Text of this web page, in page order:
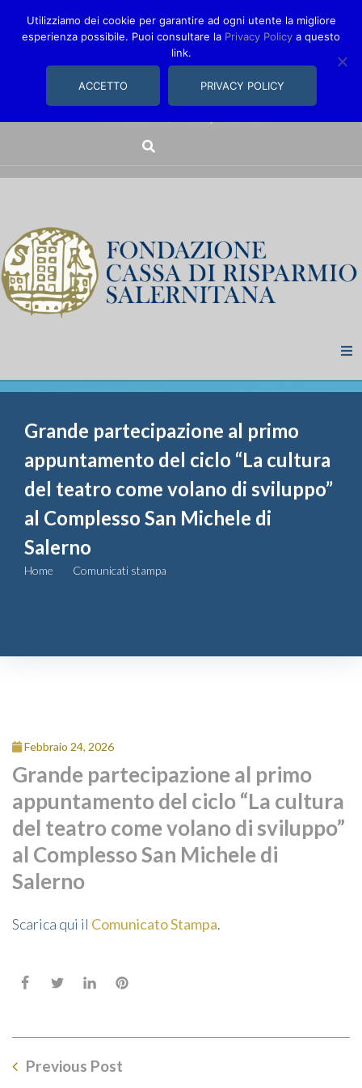
comunica@fondazionecarisal.it089 230611
Fondazione
Attività
Contributi
Comunicazione
Complesso
Grande partecipazione al primo
appuntamento del ciclo “La cultura
del teatro come volano di sviluppo”
al Complesso San Michele di
Salerno
Home
Comunicati stampa
Febbraio 24, 2026
Grande partecipazione al primo
appuntamento del ciclo “La cultura
del teatro come volano di sviluppo”
al Complesso San Michele di
Salerno
Scarica qui il Comunicato Stampa.
Previous Post
Utilizziamo dei cookie per garantire ad ogni utente la migliore
esperienza possibile. Puoi consultare la Privacy Policy a questo
link.
ACCETTO PRIVACY POLICY